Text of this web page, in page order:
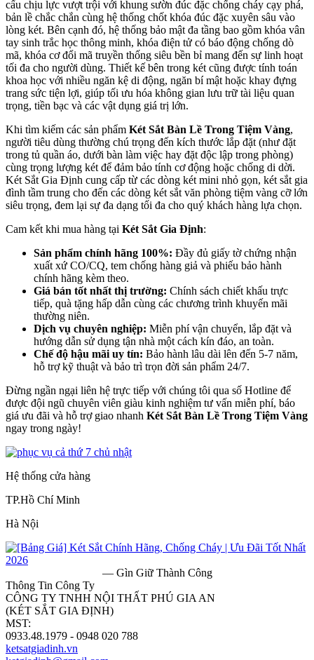
cấu chịu lực vượt trội với khung sườn đúc đặc chống cháy cạy phá,
bản lề chắc chắn cùng hệ thống chốt khóa đúc đặc xuyên sâu vào
lòng két. Bên cạnh đó, hệ thống bảo mật đa tầng bao gồm khóa vân
tay sinh trắc học thông minh, khóa điện tử có báo động chống dò
mã, khóa cơ đổi mã truyền thống siêu bền bỉ mang đến sự linh hoạt
tối đa cho người dùng. Thiết kế bên trong két cũng được tính toán
khoa học với nhiều ngăn kệ di động, ngăn bí mật hoặc khay đựng
trang sức tiện lợi, giúp tối ưu hóa không gian lưu trữ tài liệu quan
trọng, tiền bạc và các vật dụng giá trị lớn.
Khi tìm kiếm các sản phẩm Két Sắt Bàn Lề Trong Tiệm Vàng,
người tiêu dùng thường chú trọng đến kích thước lắp đặt (như đặt
trong tủ quần áo, dưới bàn làm việc hay đặt độc lập trong phòng)
cùng trọng lượng két để đảm bảo tính cơ động hoặc chống di dời.
Két Sắt Gia Định cung cấp từ các dòng két mini nhỏ gọn, két sắt gia
đình tầm trung cho đến các dòng két sắt văn phòng tiệm vàng cỡ lớn
siêu trọng, đem lại sự đa dạng tối đa cho quý khách hàng lựa chọn.
Cam kết khi mua hàng tại Két Sắt Gia Định:
Sản phẩm chính hãng 100%: Đầy đủ giấy tờ chứng nhận
xuất xứ CO/CQ, tem chống hàng giả và phiếu bảo hành
chính hãng kèm theo.
Giá bán tốt nhất thị trường: Chính sách chiết khấu trực
tiếp, quà tặng hấp dẫn cùng các chương trình khuyến mãi
thường niên.
Dịch vụ chuyên nghiệp: Miễn phí vận chuyển, lắp đặt và
hướng dẫn sử dụng tận nhà một cách kín đáo, an toàn.
Chế độ hậu mãi uy tín: Bảo hành lâu dài lên đến 5-7 năm,
hỗ trợ kỹ thuật và bảo trì trọn đời sản phẩm 24/7.
Đừng ngần ngại liên hệ trực tiếp với chúng tôi qua số Hotline để
được đội ngũ chuyên viên giàu kinh nghiệm tư vấn miễn phí, báo
giá ưu đãi và hỗ trợ giao nhanh Két Sắt Bàn Lề Trong Tiệm Vàng
ngay trong ngày!
Hệ thống cửa hàng
TP.Hồ Chí Minh
Hà Nội
— Gìn Giữ Thành Công
Thông Tin Công Ty
CÔNG TY TNHH NỘI THẤT PHÚ GIA AN
(KÉT SẮT GIA ĐỊNH)
MST:
0933.48.1979 - 0948 020 788
ketsatgiadinh.vn